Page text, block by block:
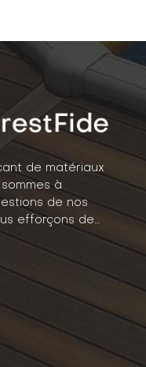
de matériaux
à
de nos
efforçons de
en un